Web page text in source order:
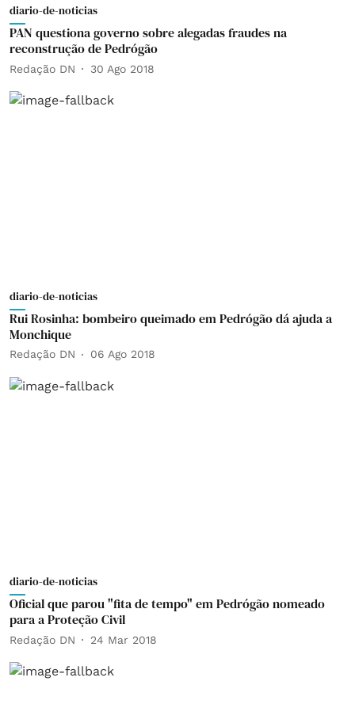
diario-de-noticias
PAN questiona governo sobre alegadas fraudes na
reconstrução de Pedrógão
Redação DN 30 Ago 2018
diario-de-noticias
Rui Rosinha: bombeiro queimado em Pedrógão dá ajuda a
Monchique
Redação DN 06 Ago 2018
diario-de-noticias
Oficial que parou "fita de tempo" em Pedrógão nomeado
para a Proteção Civil
Redação DN 24 Mar 2018